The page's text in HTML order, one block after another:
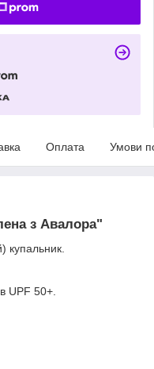
Оплата Умови
з Авалора"
купальник.
UPF 50+.